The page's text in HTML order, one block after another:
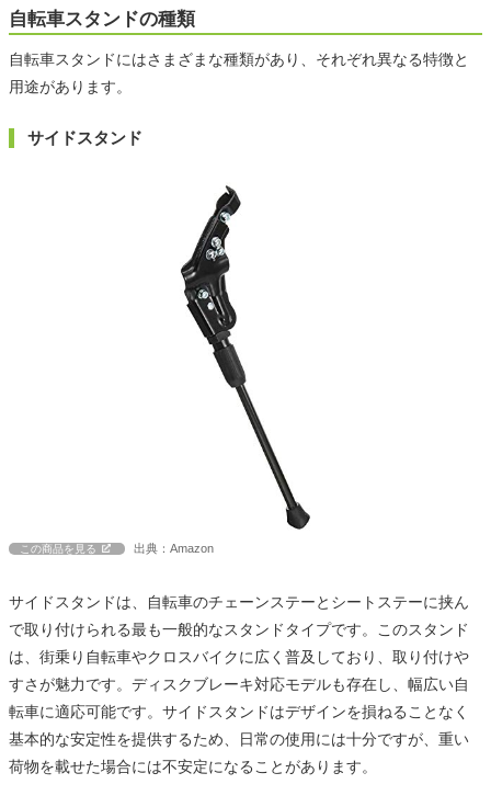
自転車スタンドの種類
自転車スタンドにはさまざまな種類があり、それぞれ異なる特徴と
用途があります。
サイドスタンド
この商品を見る 出典：Amazon
サイドスタンドは、自転車のチェーンステーとシートステーに挟ん
で取り付けられる最も一般的なスタンドタイプです。このスタンド
は、街乗り自転車やクロスバイクに広く普及しており、取り付けや
すさが魅力です。ディスクブレーキ対応モデルも存在し、幅広い自
転車に適応可能です。サイドスタンドはデザインを損ねることなく
基本的な安定性を提供するため、日常の使用には十分ですが、重い
荷物を載せた場合には不安定になることがあります。